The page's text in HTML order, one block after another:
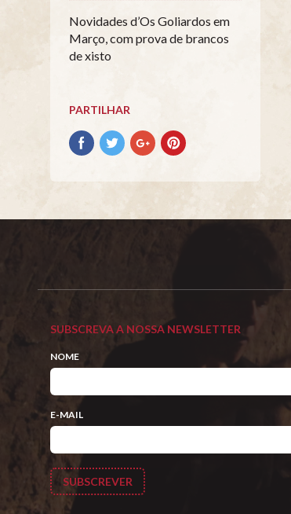
Novidades d’Os Goliardos em
Março, com prova de brancos
de xisto
PARTILHAR
Partilhar
no
Partilhar
no
Partilhar
no
Partilhar
no
SUBSCREVA A NOSSA NEWSLETTER
NOME
E-MAIL